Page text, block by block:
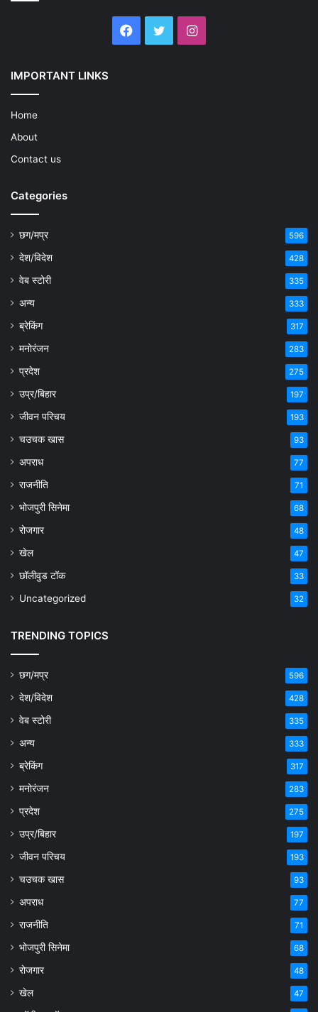
Facebook
TwitterInstagram
IMPORTANT LINKS
Home
About
Contact us
Categories
छग/मप्र 596
देश/विदेश 428
वेब स्टोरी 335
अन्य 333
ब्रेकिंग 317
मनोरंजन 283
प्रदेश 275
उप्र/बिहार 197
जीवन परिचय 193
चउचक खास 93
अपराध 77
राजनीति 71
भोजपुरी सिनेमा 68
रोजगार 48
खेल 47
छॉलीवुड टॉक 33
Uncategorized 32
TRENDING TOPICS
छग/मप्र 596
देश/विदेश 428
वेब स्टोरी 335
अन्य 333
ब्रेकिंग 317
मनोरंजन 283
प्रदेश 275
उप्र/बिहार 197
जीवन परिचय 193
चउचक खास 93
अपराध 77
राजनीति 71
भोजपुरी सिनेमा 68
रोजगार 48
खेल 47